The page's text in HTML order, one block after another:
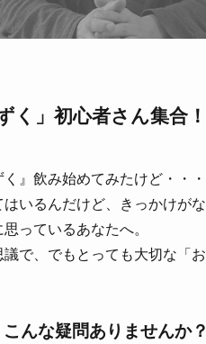
く」初心者さん集合！
く』飲み始めてみたけど・・
はいるんだけど、きっかけが
っているあなたへ。
議で、でもとっても大切な「
んな疑問ありませんか？